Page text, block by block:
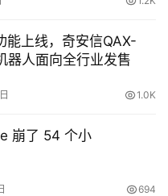
能上线，奇安信QAX-
器人面向全行业发售
1.0K
崩了 54 个小
694